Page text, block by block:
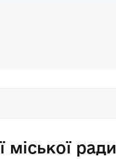
міської ради